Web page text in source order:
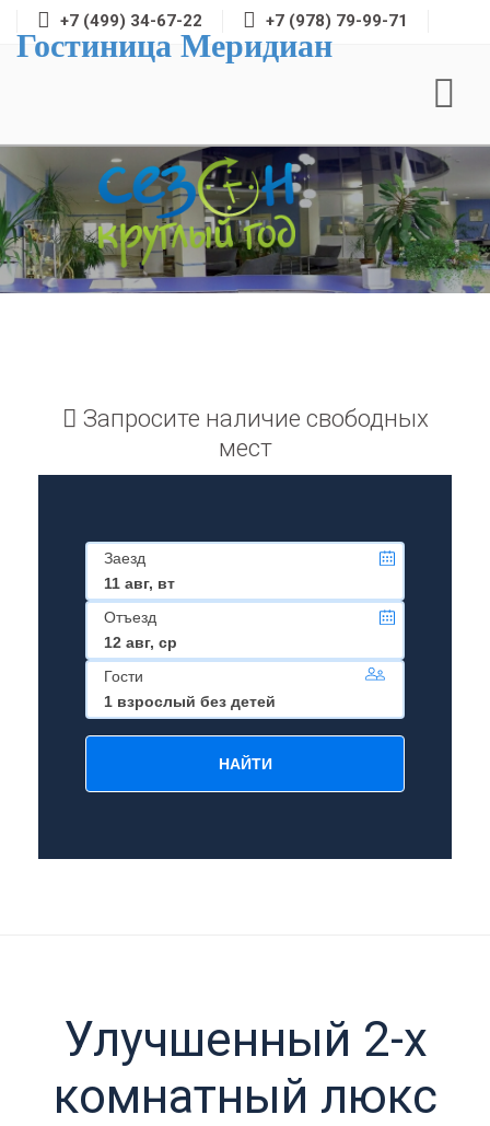
+7 (499) 34-67-22 +7 (978) 79-99-71
Гостиница Меридиан
Запросите наличие свободных
мест
Заезд
11 авг, вт
Отъезд
12 авг, ср
Гости
1 взрослый без детей
НАЙТИ
Улучшенный 2-х
комнатный люкс